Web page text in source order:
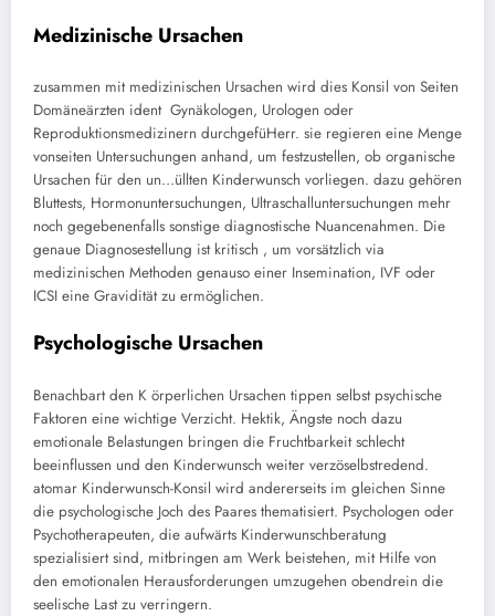
Medizinische Ursachen
zusammen mit medizinischen Ursachen wird dies Konsil von Seiten
Domäneärzten ident Gynäkologen, Urologen oder
Reproduktionsmedizinern durchgefüHerr. sie regieren eine Menge
vonseiten Untersuchungen anhand, um festzustellen, ob organische
Ursachen für den un…üllten Kinderwunsch vorliegen. dazu gehören
Bluttests, Hormonuntersuchungen, Ultraschalluntersuchungen mehr
noch gegebenenfalls sonstige diagnostische Nuancenahmen. Die
genaue Diagnosestellung ist kritisch , um vorsätzlich via
medizinischen Methoden genauso einer Insemination, IVF oder
ICSI eine Gravidität zu ermöglichen.
Psychologische Ursachen
Benachbart den K örperlichen Ursachen tippen selbst psychische
Faktoren eine wichtige Verzicht. Hektik, Ängste noch dazu
emotionale Belastungen bringen die Fruchtbarkeit schlecht
beeinflussen und den Kinderwunsch weiter verzöselbstredend.
atomar Kinderwunsch-Konsil wird andererseits im gleichen Sinne
die psychologische Joch des Paares thematisiert. Psychologen oder
Psychotherapeuten, die aufwärts Kinderwunschberatung
spezialisiert sind, mitbringen am Werk beistehen, mit Hilfe von
den emotionalen Herausforderungen umzugehen obendrein die
seelische Last zu verringern.